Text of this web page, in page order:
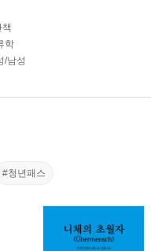
책
학
/남성
#청년패스